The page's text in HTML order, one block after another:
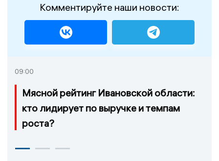
Комментируйте наши новости:
09:00
Мясной рейтинг Ивановской области:
кто лидирует по выручке и темпам
роста?